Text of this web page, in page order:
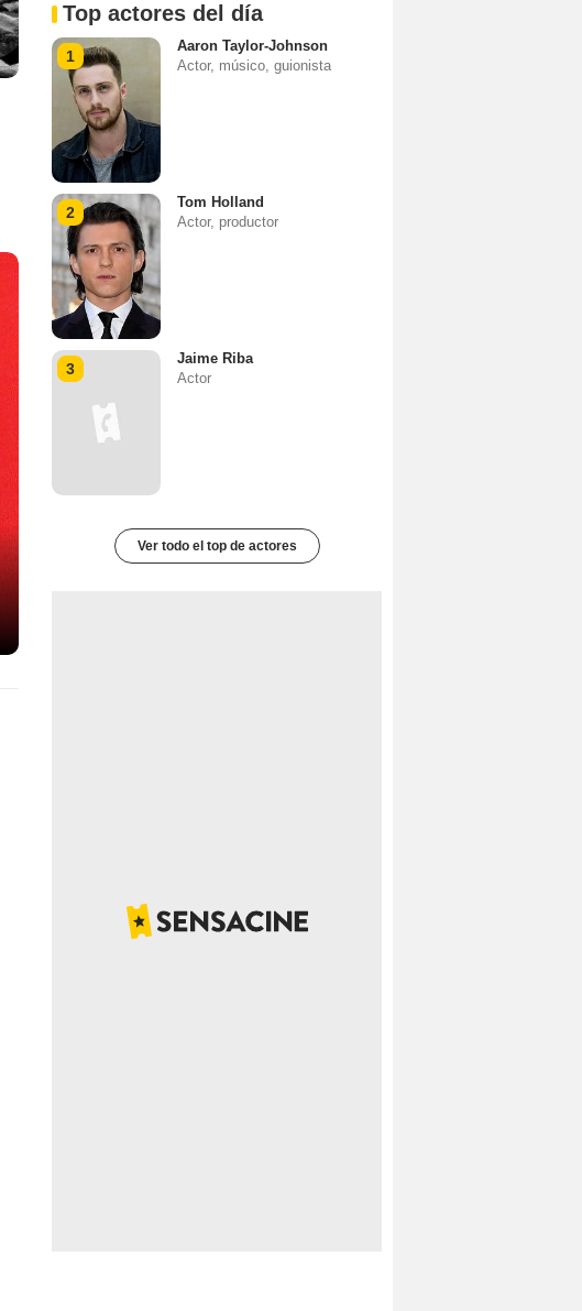
Top actores del día
1
Aaron Taylor-Johnson
Actor, músico, guionista
2
Tom Holland
Actor, productor
3
Jaime Riba
Actor
Ver todo el top de actores